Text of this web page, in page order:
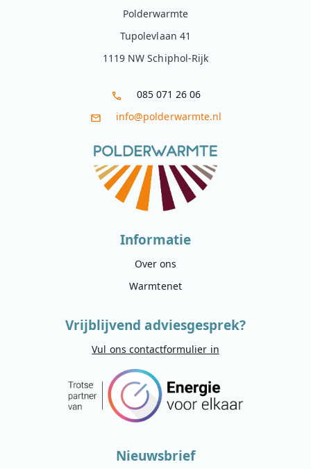
Polderwarmte
Tupolevlaan 41
1119 NW Schiphol-Rijk
085 071 26 06
info@polderwarmte.nl
Informatie
Over ons
Warmtenet
Vrijblijvend adviesgesprek?
Vul ons contactformulier in
Nieuwsbrief